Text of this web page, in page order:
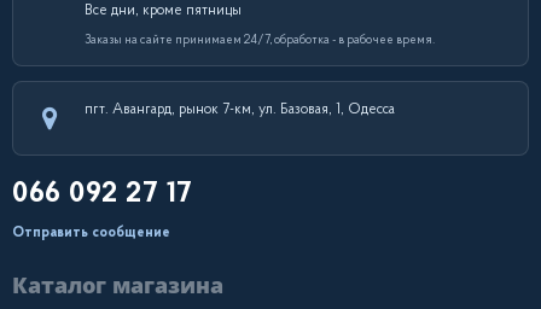
Все дни, кроме пятницы
Заказы на сайте принимаем 24/7, обработка - в рабочее время.
пгт. Авангард, рынок 7-км, ул. Базовая, 1, Одесса
066 092 27 17
Отправить сообщение
Каталог магазина